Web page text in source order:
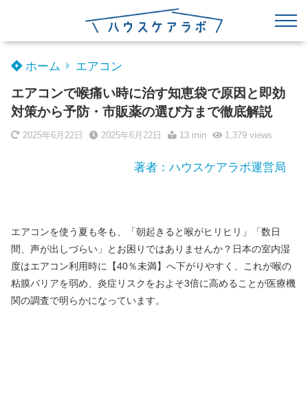
ホーム エアコン
エアコンで喉痛い時に治す知恵袋で原因と即効
対策から予防・市販薬の選び方まで徹底解説
2025年6月22日 2025年6月22日 13 min 1,379views
著者：ハウスケアラボ運営局
エアコンを使う夏も冬も、「朝起きると喉がヒリヒリ」「数日
間、声が出しづらい」とお困りではありませんか？日本の室内湿
度はエアコン利用時に【40％未満】へ下がりやすく、これが喉の
粘膜バリアを弱め、炎症リスクをおよそ3倍に高めることが医療機
関の調査で明らかになっています。